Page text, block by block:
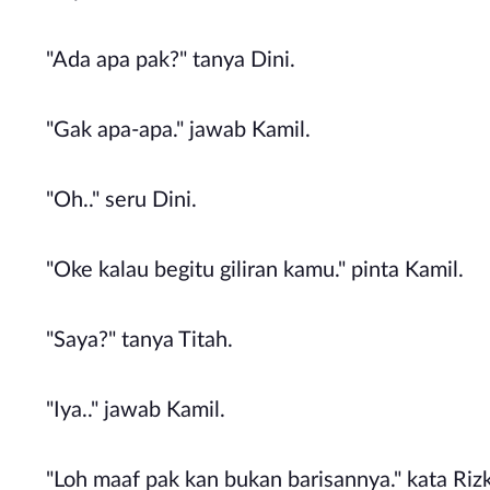
"Ada apa pak?" tanya Dini.
"Gak apa-apa." jawab Kamil.
"Oh.." seru Dini.
"Oke kalau begitu giliran kamu." pinta Kamil.
"Saya?" tanya Titah.
"Iya.." jawab Kamil.
"Loh maaf pak kan bukan barisannya." kata